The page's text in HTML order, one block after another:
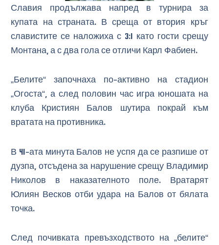
Славия продължава напред в турнира за
купата на страната. В среща от втория кръг
славистите се наложиха с 3:1 като гости срещу
Монтана, а с два гола се отличи Карл Фабиен.
„Белите“ започнаха по-активно на стадион
„Огоста“, а след половин час игра юношата на
клуба Кристиян Балов шутира покрай към
вратата на противника.
В 41-ата минута Балов не успя да се разпише от
дузпа, отсъдена за нарушение срещу Владимир
Николов в наказателното поле. Вратарят
Юлиян Весков отби удара на Балов от бялата
точка.
След почивката превъзходството на „белите“